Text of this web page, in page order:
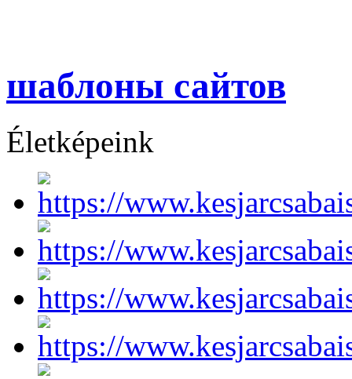
шаблоны сайтов
Életképeink